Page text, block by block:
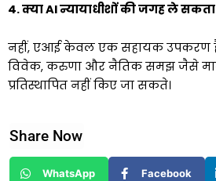
4. क्या AI न्यायाधीशों की जगह ले सकता
नहीं, एआई केवल एक सहायक उपकरण
विवेक, करुणा और नैतिक समझ जैसे
प्रतिस्थापित नहीं किए जा सकते।
Share Now
WhatsApp Facebook